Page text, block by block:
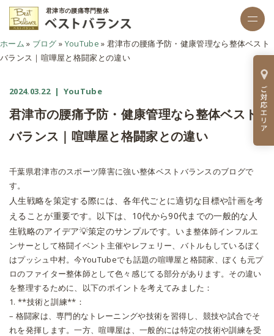
君津市の腰痛専門整体
ホーム » ブログ » YouTube » 君津市の腰痛予防・健康管理なら整体ベスト
バランス｜喧嘩屋と格闘家との違い
2024.03.22| YouTube
君津市の腰痛予防・健康管理なら整体ベスト
バランス｜喧嘩屋と格闘家との違い
千葉県君津市のスポーツ障害に強い整体ベストバランスのブログで
す。
人生戦略を策定する際には、各年代ごとに適切な目標や計画を考
えることが重要です。以下は、10代から90代までの一般的な人
生戦略のアイデア💡策定のサンプルです。いま整体師インフルエ
ンサーとして格闘イベント主催やレフェリー、バトルもしているぼく
はプッシュ中村。今YouTubeでも話題の喧嘩屋と格闘家、ぼくも元プ
ロのファイター整体師として色々感じてる部分があります。その違い
を整理するために、以下のポイントを考えてみました：
1. **技術と訓練**：
– 格闘家は、専門的なトレーニングや技術を習得し、競技や試合でそ
れを発揮します。一方、喧嘩屋は、一般的には特定の技術や訓練を受